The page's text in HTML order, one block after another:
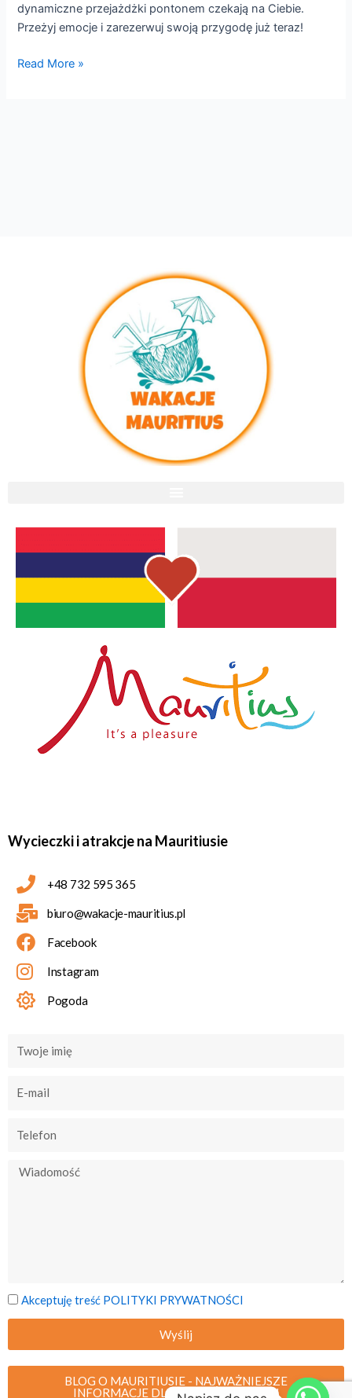
dynamiczne przejażdżki pontonem czekają na Ciebie.
Przeżyj emocje i zarezerwuj swoją przygodę już teraz!
Read More »
Wycieczki i atrakcje na Mauritiusie
+48 732 595 365
biuro@wakacje-mauritius.pl
Facebook
Instagram
Pogoda
Akceptuję treść POLITYKI PRYWATNOŚCI
Wyślij
BLOG O MAURITIUSIE - NAJWAŻNIEJSZE
INFORMACJE DLA PODRÓZUJĄCYCH